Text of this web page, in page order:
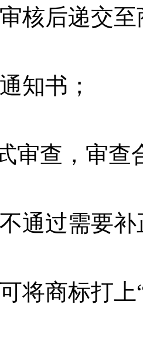
核后递交
知书；
审查，审
通过需要
将商标打